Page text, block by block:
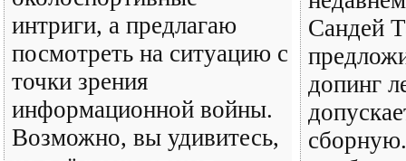
интриги, а предлагаю
посмотреть на ситуацию с
точки зрения
информационной войны.
Возможно, вы удивитесь,
Сандей
допинг